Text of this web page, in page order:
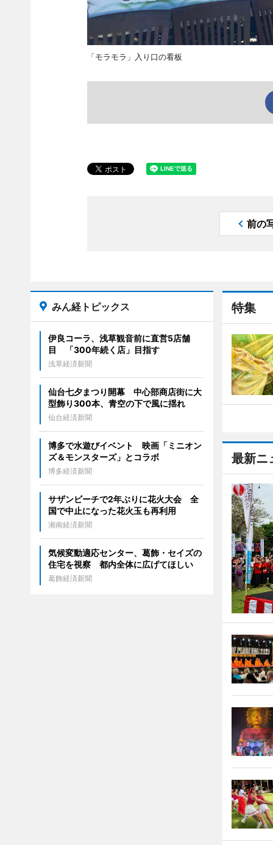
「モラモラ」入り口の看板
前の
特集
最新ニ
みん経トピックス
伊良コーラ、浅草観音前に直営5店舗
目 「300年続く店」目指す
浅草経済新聞
仙台七夕まつり開幕 中心部商店街に大
型飾り300本、青空の下で風に揺れ
仙台経済新聞
博多で水遊びイベント 映画「ミニオン
ズ＆モンスターズ」とコラボ
博多経済新聞
サザンビーチで2年ぶりに花火大会 全
国で中止になった花火玉も再利用
湘南経済新聞
気候変動適応センター、葛飾・セイズの
住宅を視察 都内全体に広げてほしい
葛飾経済新聞